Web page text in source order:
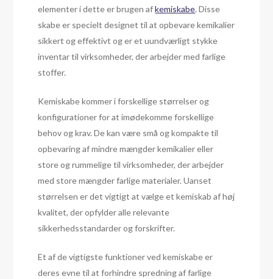
elementer i dette er brugen afkemiskabe. Disse
skabe er specielt designet til at opbevare kemikalier
sikkert og effektivt og er et uundværligt stykke
inventar til virksomheder, der arbejder med farlige
stoffer.
Kemiskabe kommer i forskellige størrelser og
konfigurationer for at imødekomme forskellige
behov og krav. De kan være små og kompakte til
opbevaring af mindre mængder kemikalier eller
store og rummelige til virksomheder, der arbejder
med store mængder farlige materialer. Uanset
størrelsen er det vigtigt at vælge et kemiskab af høj
kvalitet, der opfylder alle relevante
sikkerhedsstandarder og forskrifter.
Et af de vigtigste funktioner ved kemiskabe er
deres evne til at forhindre spredning af farlige